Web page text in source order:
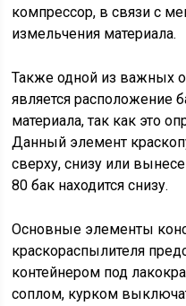
компрессор, в связи с
измельчения материала.
Также одной из важных
является расположение
материала, так как это
Данный элемент
сверху, снизу или
80 бак находится снизу.
Основные элементы
краскораспылителя
контейнером под
соплом, курком